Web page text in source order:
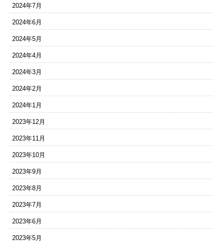
2024年7月
2024年6月
2024年5月
2024年4月
2024年3月
2024年2月
2024年1月
2023年12月
2023年11月
2023年10月
2023年9月
2023年8月
2023年7月
2023年6月
2023年5月